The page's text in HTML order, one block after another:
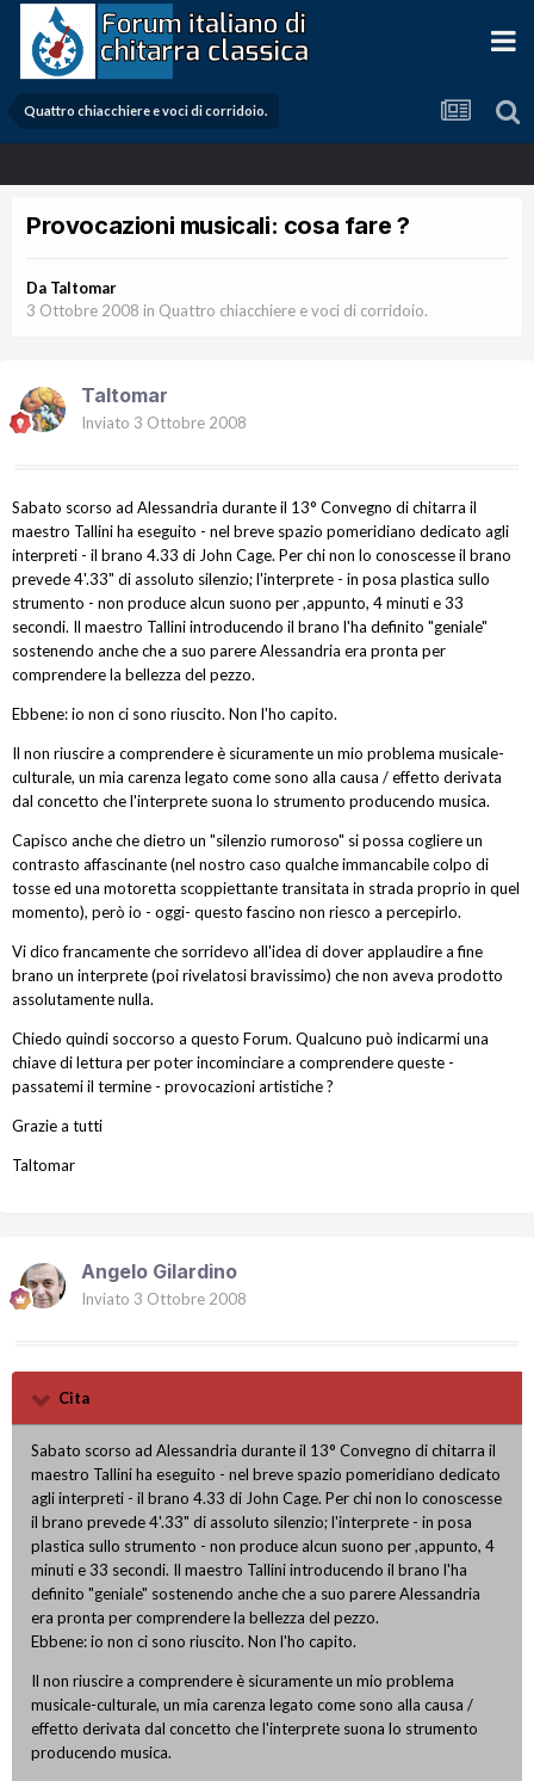
Quattro chiacchiere e voci di corridoio.
Provocazioni musicali: cosa fare ?
Da Taltomar
3 Ottobre 2008 in Quattro chiacchiere e voci di corridoio.
Taltomar
Inviato 3 Ottobre 2008
Sabato scorso ad Alessandria durante il 13° Convegno di chitarra il
maestro Tallini ha eseguito - nel breve spazio pomeridiano dedicato agli
interpreti - il brano 4.33 di John Cage. Per chi non lo conoscesse il brano
prevede 4'.33" di assoluto silenzio; l'interprete - in posa plastica sullo
strumento - non produce alcun suono per ,appunto, 4 minuti e 33
secondi. Il maestro Tallini introducendo il brano l'ha definito "geniale"
sostenendo anche che a suo parere Alessandria era pronta per
comprendere la bellezza del pezzo.
Ebbene: io non ci sono riuscito. Non l'ho capito.
Il non riuscire a comprendere è sicuramente un mio problema musicale-
culturale, un mia carenza legato come sono alla causa / effetto derivata
dal concetto che l'interprete suona lo strumento producendo musica.
Capisco anche che dietro un "silenzio rumoroso" si possa cogliere un
contrasto affascinante (nel nostro caso qualche immancabile colpo di
tosse ed una motoretta scoppiettante transitata in strada proprio in quel
momento), però io - oggi- questo fascino non riesco a percepirlo.
Vi dico francamente che sorridevo all'idea di dover applaudire a fine
brano un interprete (poi rivelatosi bravissimo) che non aveva prodotto
assolutamente nulla.
Chiedo quindi soccorso a questo Forum. Qualcuno può indicarmi una
chiave di lettura per poter incominciare a comprendere queste -
passatemi il termine - provocazioni artistiche ?
Grazie a tutti
Taltomar
Angelo Gilardino
Inviato 3 Ottobre 2008
Cita
Sabato scorso ad Alessandria durante il 13° Convegno di chitarra il
maestro Tallini ha eseguito - nel breve spazio pomeridiano dedicato
agli interpreti - il brano 4.33 di John Cage. Per chi non lo conoscesse
il brano prevede 4'.33" di assoluto silenzio; l'interprete - in posa
plastica sullo strumento - non produce alcun suono per ,appunto, 4
minuti e 33 secondi. Il maestro Tallini introducendo il brano l'ha
definito "geniale" sostenendo anche che a suo parere Alessandria
era pronta per comprendere la bellezza del pezzo.
Ebbene: io non ci sono riuscito. Non l'ho capito.
Il non riuscire a comprendere è sicuramente un mio problema
musicale-culturale, un mia carenza legato come sono alla causa /
effetto derivata dal concetto che l'interprete suona lo strumento
producendo musica.